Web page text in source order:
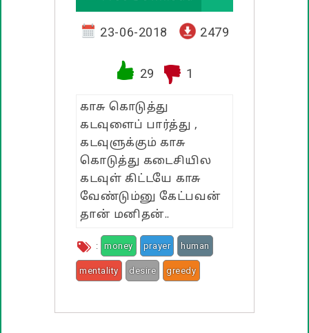
கடவுள் பொன்மொழிகள்
பண்டிகை வாழ்த்துக்கள்
23-06-2018 2479
29 1
காசு கொடுத்து
கடவுளைப் பார்த்து ,
கடவுளுக்கும் காசு
கொடுத்து கடைசியில
கடவுள் கிட்டயே காசு
வேண்டும்னு கேட்பவன்
தான் மனிதன்..
: money prayer human
mentality desire greedy